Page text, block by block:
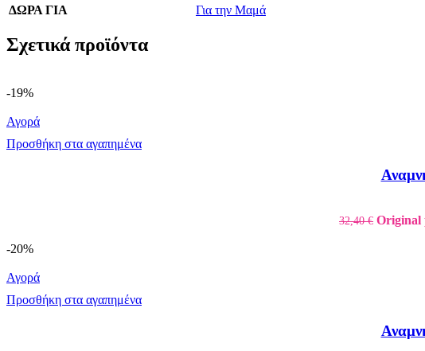
ΔΩΡΑ ΓΙΑ Για την Μαμά
Σχετικά προϊόντα
-19%
Αγορά
Προσθήκη στα αγαπημένα
32,40€ Original
-20%
Αγορά
Προσθήκη στα αγαπημένα